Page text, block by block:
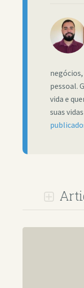
pessoal.
vida e
suas